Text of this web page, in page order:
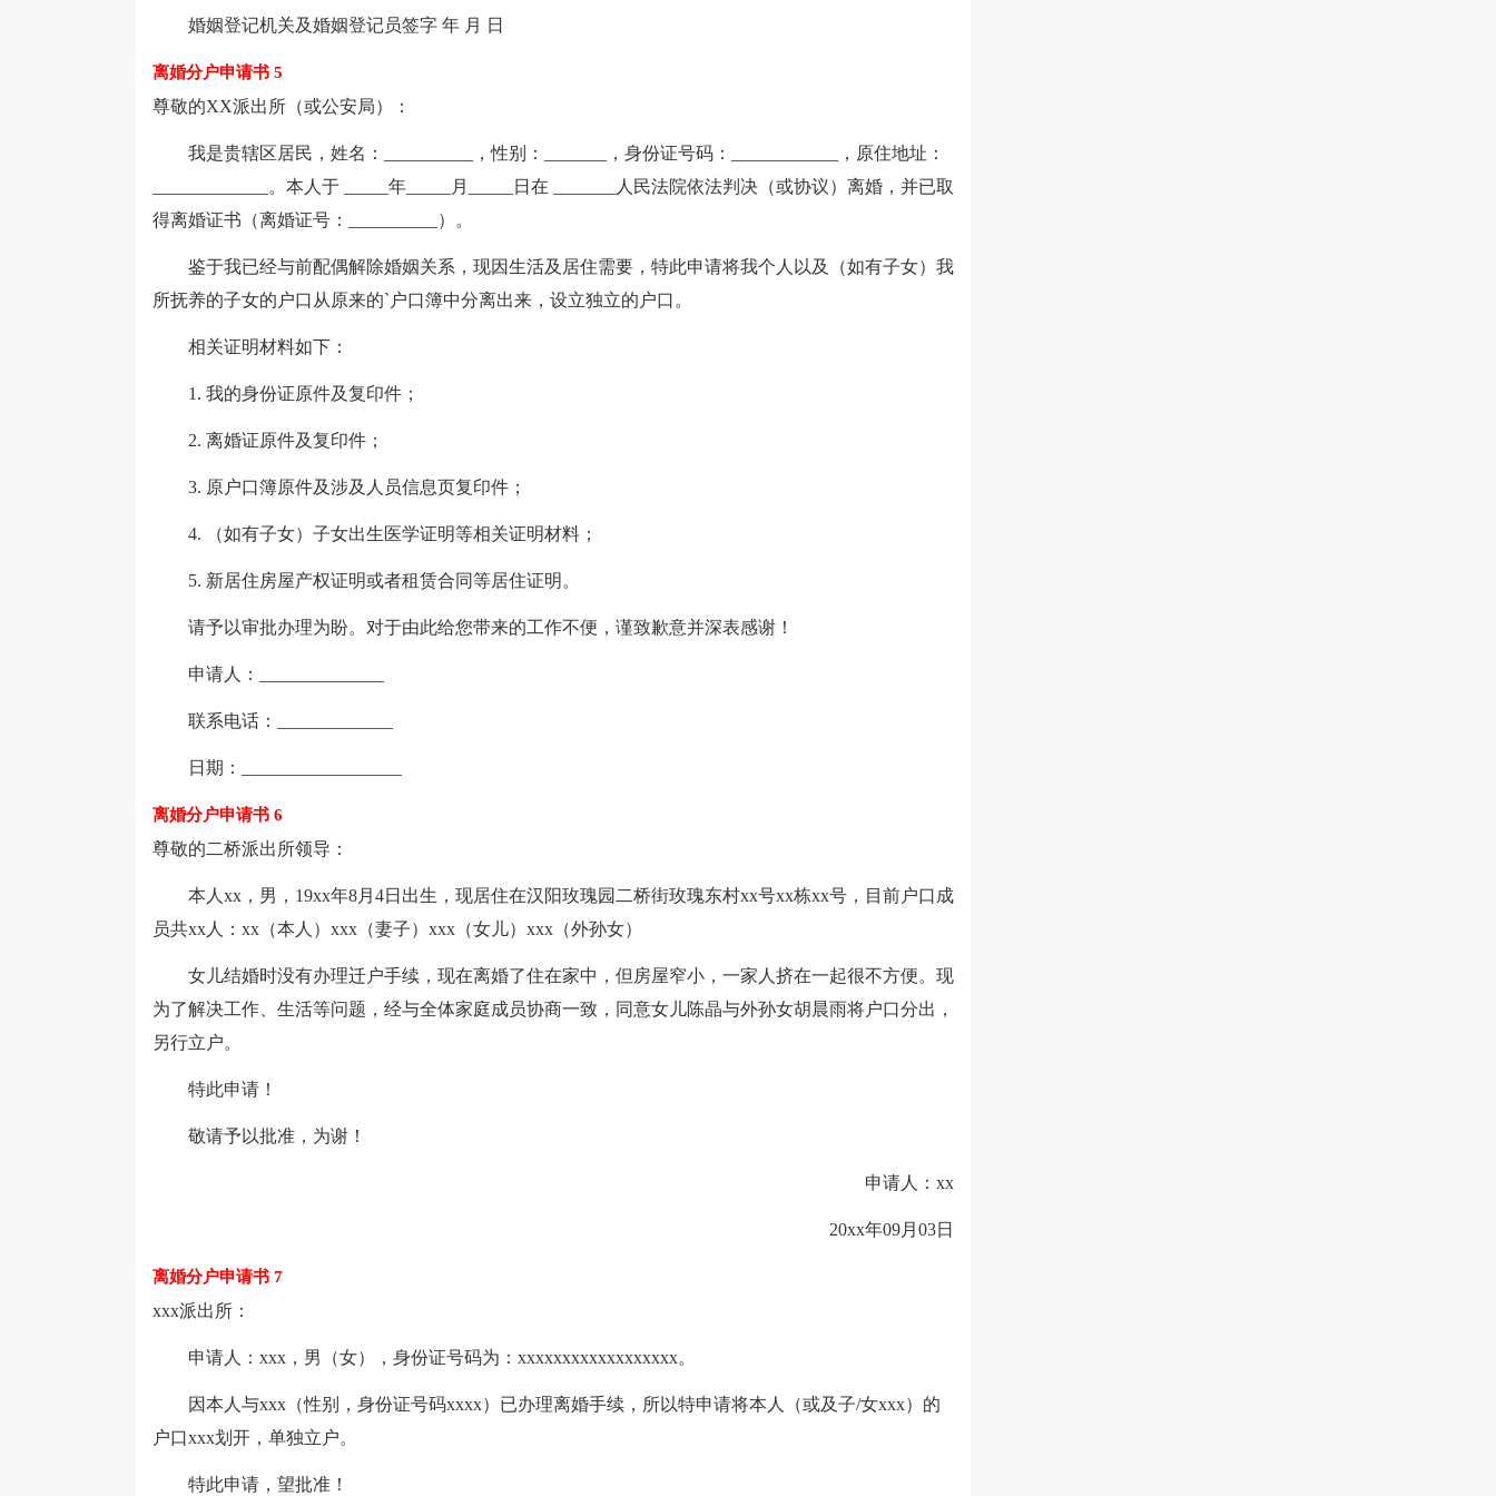
婚姻登记机关及婚姻登记员签字 年 月 日
离婚分户申请书 5
尊敬的XX派出所（或公安局）：
我是贵辖区居民，姓名：__________，性别：_______，身份证号码：____________，原住地址：
_____________。本人于 _____年_____月_____日在 _______人民法院依法判决（或协议）离婚，并已取
得离婚证书（离婚证号：__________）。
鉴于我已经与前配偶解除婚姻关系，现因生活及居住需要，特此申请将我个人以及（如有子女）我
所抚养的子女的户口从原来的`户口簿中分离出来，设立独立的户口。
相关证明材料如下：
1. 我的身份证原件及复印件；
2. 离婚证原件及复印件；
3. 原户口簿原件及涉及人员信息页复印件；
4. （如有子女）子女出生医学证明等相关证明材料；
5. 新居住房屋产权证明或者租赁合同等居住证明。
请予以审批办理为盼。对于由此给您带来的工作不便，谨致歉意并深表感谢！
申请人：______________
联系电话：_____________
日期：__________________
离婚分户申请书 6
尊敬的二桥派出所领导：
本人xx，男，19xx年8月4日出生，现居住在汉阳玫瑰园二桥街玫瑰东村xx号xx栋xx号，目前户口成
员共xx人：xx（本人）xxx（妻子）xxx（女儿）xxx（外孙女）
女儿结婚时没有办理迁户手续，现在离婚了住在家中，但房屋窄小，一家人挤在一起很不方便。现
为了解决工作、生活等问题，经与全体家庭成员协商一致，同意女儿陈晶与外孙女胡晨雨将户口分出，
另行立户。
特此申请！
敬请予以批准，为谢！
申请人：xx
20xx年09月03日
离婚分户申请书 7
xxx派出所：
申请人：xxx，男（女），身份证号码为：xxxxxxxxxxxxxxxxxx。
因本人与xxx（性别，身份证号码xxxx）已办理离婚手续，所以特申请将本人（或及子/女xxx）的
户口xxx划开，单独立户。
特此申请，望批准！